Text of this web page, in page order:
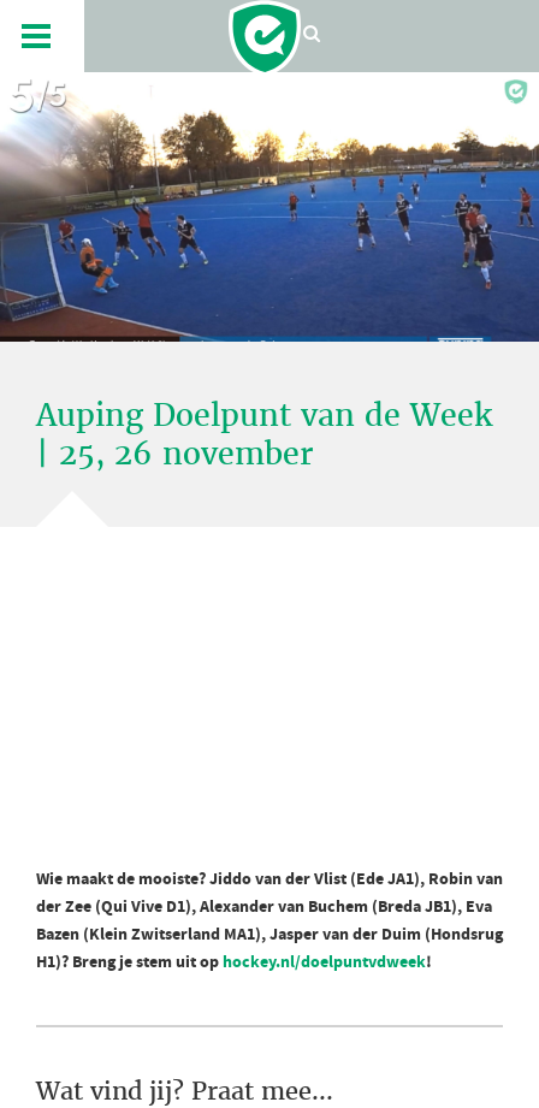
Foto: Hockey.nl YouTube
Auping Doelpunt van de Week
| 25, 26 november
Wie maakt de mooiste? Jiddo van der Vlist (Ede JA1), Robin van
der Zee (Qui Vive D1), Alexander van Buchem (Breda JB1), Eva
Bazen (Klein Zwitserland MA1), Jasper van der Duim (Hondsrug
H1)? Breng je stem uit ophockey.nl/doelpuntvdweek!
Wat vind jij? Praat mee...